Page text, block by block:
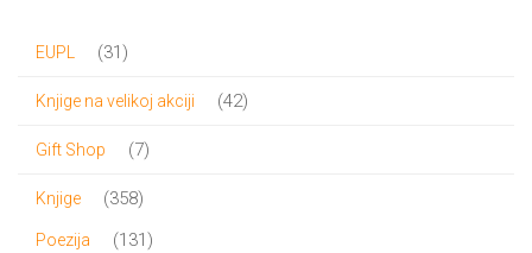
EUPL 31 31
Knjige na velikoj akciji 4242
Gift Shop 77
Knjige 358358
proizvoda
Poezija 131 131